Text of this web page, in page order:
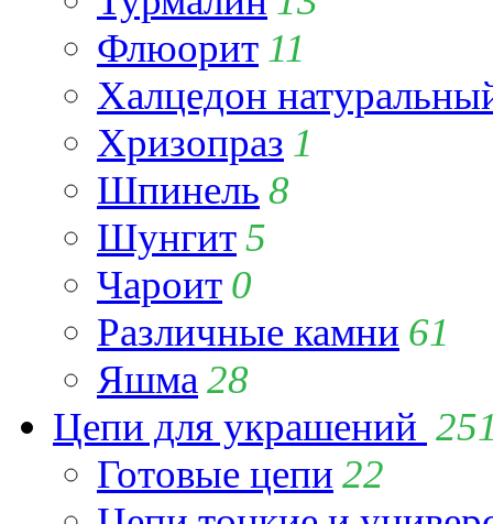
Флюорит 11
Халцедон
Хризопраз 1
Шпинель 8
Шунгит5
Чароит 0
Различные камни 61
Яшма 28
Цепи для украшений
Готовые цепи 22